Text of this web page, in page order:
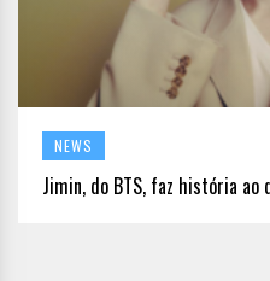
NEWS
Jimin, do BTS, faz história